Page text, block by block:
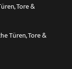
Tore &
Türen, Tore &